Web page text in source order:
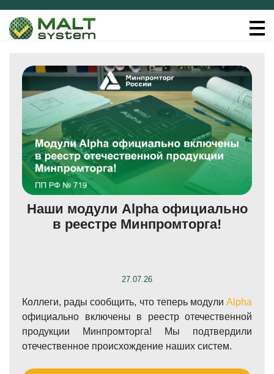
Наши модули Alpha официально
в реестре Минпромторга!
27.07.26
Коллеги, рады сообщить, что теперь модули Alpha
официально включены в реестр отечественной
продукции Минпромторга! Мы подтвердили
отечественное происхождение наших систем.